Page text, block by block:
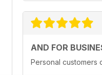
AND FOR
Personal customers